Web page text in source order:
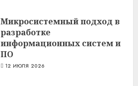
Микросистемный подход в
разработке
информационных систем и
ПО
12 ИЮЛЯ 2026